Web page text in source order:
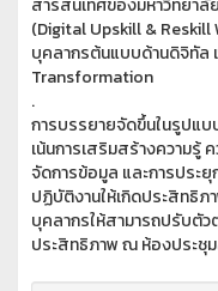
สารสนเทศของมหาวิทยา
(Digital Upskill & Reskill
บุคลากรต้นแบบด้านดิจิทัล
Transformation
.
การบรรยายจัดขึ้นในรูปแ
เน้นการเสริมสร้างความรู้
จัดการข้อมูล และการประ
ปฏิบัติงานให้เกิดประสิทธิ
บุคลากรให้สามารถปรับตั
ประสิทธิภาพ ณ ห้องประชุ